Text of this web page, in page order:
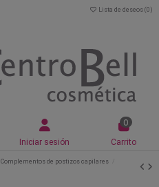
Lista de deseos (0 )
Iniciar sesión
0
Carrito
Complementos de postizos capilares